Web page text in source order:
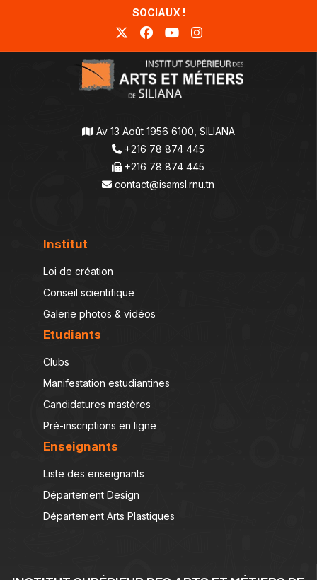
SOCIAUX !
Av 13 Août 1956 6100, SILIANA
+216 78 874 445
+216 78 874 445
contact@isamsl.rnu.tn
Institut
Loi de création
Conseil scientifique
Galerie photos & vidéos
Etudiants
Clubs
Manifestation estudiantines
Candidatures mastères
Pré-inscriptions en ligne
Enseignants
Liste des enseignants
Département Design
Département Arts Plastiques